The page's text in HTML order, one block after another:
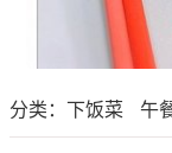
分类： 下饭菜 午